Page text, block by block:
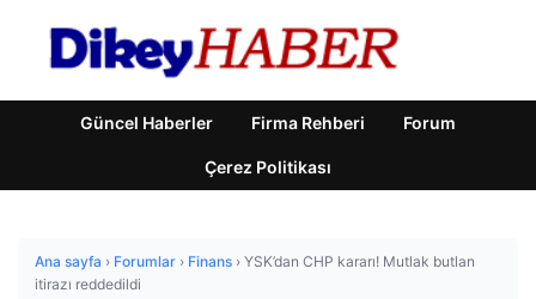
Güncel Haberler Firma Rehberi Forum
Çerez Politikası
Ana sayfa › Forumlar › Finans › YSK’dan CHP kararı! Mutlak butlan
itirazı reddedildi